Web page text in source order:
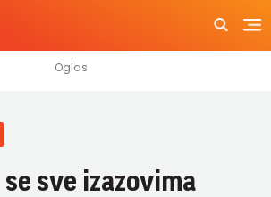
sve izazovima